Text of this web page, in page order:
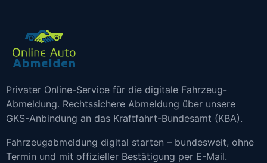
Privater Online-Service für die digitale Fahrzeug-
Abmeldung. Rechtssichere Abmeldung über unsere
GKS-Anbindung an das Kraftfahrt-Bundesamt (KBA).
Fahrzeugabmeldung digital starten – bundesweit, ohne
Termin und mit offizieller Bestätigung per E-Mail.